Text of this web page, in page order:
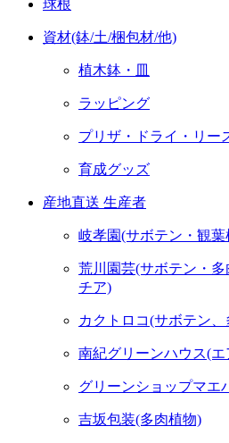
球根
資材(鉢/土/梱包材/他)
植木鉢・皿
ラッピング
プリザ・ドライ・リー
育成グッズ
産地直送 生産者
岐孝園(サボテン・観葉
荒川園芸(サボテン・
チア)
カクトロコ(サボテン
南紀グリーンハウス(
グリーンショップマエ
吉坂包装(多肉植物)